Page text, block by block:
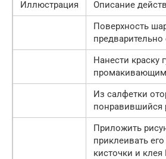
Иллюстрация
Описание
Поверхность
Нанести краску
Из салфетки
понравившийся
Приложить
приклеивать
кисточки и